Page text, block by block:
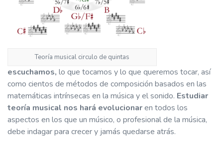
Teoría musical circulo de quintas
escuchamos, lo que tocamos y lo que queremos tocar, así
como cientos de métodos de composición basados en las
matemáticas intrínsecas en la música y el sonido. Estudiar
teoría musical nos hará evolucionaren todos los
aspectos en los que un músico, o profesional de la música,
debe indagar para crecer y jamás quedarse atrás.